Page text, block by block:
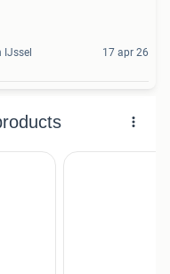
IJssel 17 apr 26